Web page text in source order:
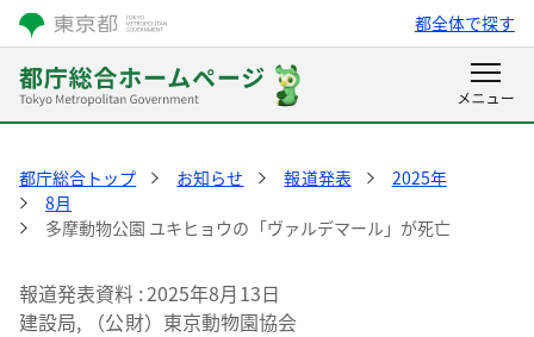
都全体で探す
都庁総合トップ お知らせ 報道発表
2025年
8月
多摩動物公園 ユキヒョウの「ヴァルデマール」が死亡
報道発表資料 2025年8月13日
建設局, （公財）東京動物園協会